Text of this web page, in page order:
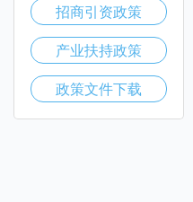
招商引资政策
产业扶持政策
政策文件下载